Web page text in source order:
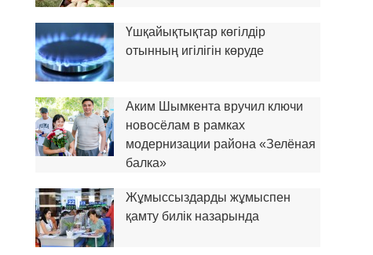
Үшқайықтықтар көгілдір
отынның игілігін көруде
Аким Шымкента вручил ключи
новосёлам в рамках
модернизации района «Зелёная
балка»
Жұмыссыздарды жұмыспен
қамту билік назарында